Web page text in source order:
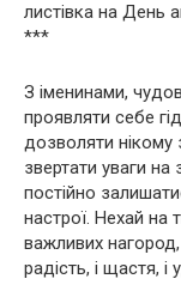
листівка на День
***
З іменинами,
проявляти себе
дозволяти нікому
звертати уваги на
постійно
настрої. Нехай на
важливих
радість, і щастя, і